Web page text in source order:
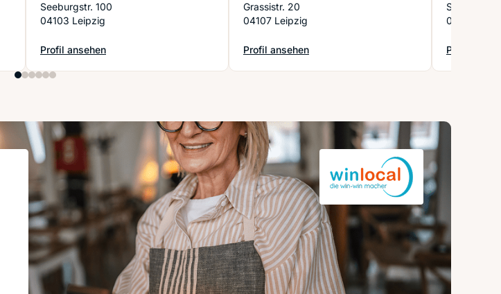
Seeburgstr. 100
04103 Leipzig
Profil ansehen
: GET.HOME
Grassistr. 20
04107 Leipzig
Profil ansehen
: PISA IMMOBILIEN
Springer
04105
Profil
: